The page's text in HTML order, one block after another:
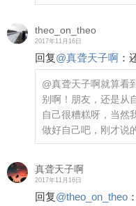
theo_on_theo
2017年11月16日
回复@真聋天子啊 ：
@真聋天子啊就算看
别啊！朋友，还是从
自己很糟糕呀，当然
做好自己吧，刚才说
真聋天子啊
2017年11月16日
回复@theo_on_theo ：